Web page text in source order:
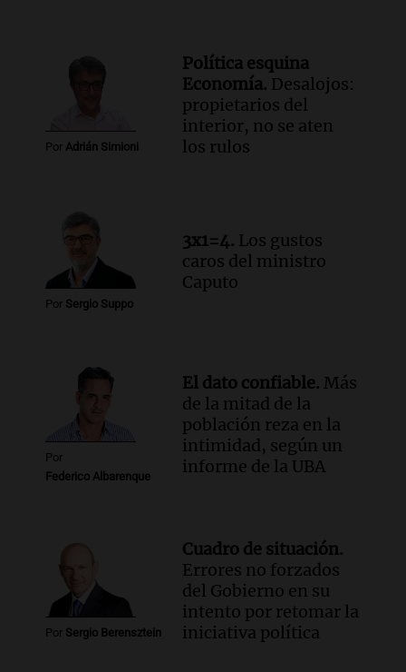
para poder seguir viviend
Una mañana para todos
Audio.Estiman que la inflación nacional
de julio será menor al 2,9% registrado
Audio.
Altas Cumbres: rescataron a una
cabra que llevaba ocho días atrapada en
un precipicio
Una mañana para todos
conectividad fronteriza, aérea y digital
con Jujuy
Panorama Federal
Episodios
Por Adrián Simioni
Política esquina
Economía. Desalojos:
propietarios del
interior, no se aten
los rulos
Por Sergio Suppo
3x1=4. Los gustos
caros del ministro
Caputo
Por
Federico Albarenque
El dato confiable. Más
de la mitad de la
población reza en la
intimidad, según un
informe de la UBA
Por Sergio Berensztein
Cuadro de situación.
Errores no forzados
del Gobierno en su
intento por retomar la
iniciativa política